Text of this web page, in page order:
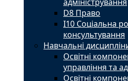
D8 Право
I10 Соціальна
консультування
Навчальні
Освітні
управління та
Освітні